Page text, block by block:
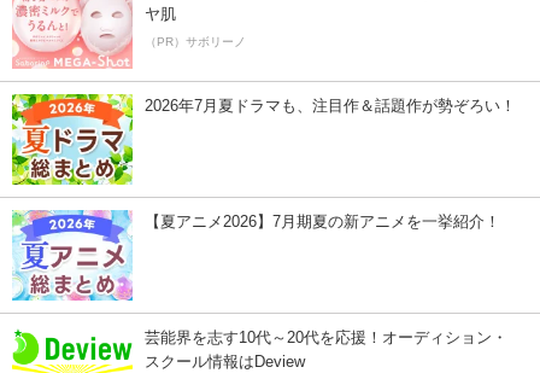
ヤ肌
（PR）サボリーノ
2026年7月夏ドラマも、注目作＆話題作が勢ぞろい！
【夏アニメ2026】7月期夏の新アニメを一挙紹介！
芸能界を志す10代～20代を応援！オーディション・
スクール情報はDeview